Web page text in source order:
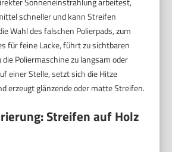
schneller und kann Streifen
Wahl des falschen Polierpads, zum
für feine Lacke, führt zu sichtbaren
Poliermaschine zu langsam oder
einer Stelle, setzt sich die Hitze
erzeugt glänzende oder matte Streifen.
Streifen auf Holz